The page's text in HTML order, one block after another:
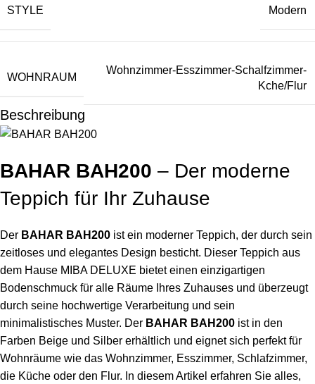
STYLE Modern
WOHNRAUM
Wohnzimmer-Esszimmer-Schalfzimmer-
Kche/Flur
Beschreibung
BAHAR BAH200 – Der moderne
Teppich für Ihr Zuhause
Der BAHAR BAH200 ist ein moderner Teppich, der durch sein
zeitloses und elegantes Design besticht. Dieser Teppich aus
dem Hause MIBA DELUXE bietet einen einzigartigen
Bodenschmuck für alle Räume Ihres Zuhauses und überzeugt
durch seine hochwertige Verarbeitung und sein
minimalistisches Muster. Der BAHAR BAH200 ist in den
Farben Beige und Silber erhältlich und eignet sich perfekt für
Wohnräume wie das Wohnzimmer, Esszimmer, Schlafzimmer,
die Küche oder den Flur. In diesem Artikel erfahren Sie alles,